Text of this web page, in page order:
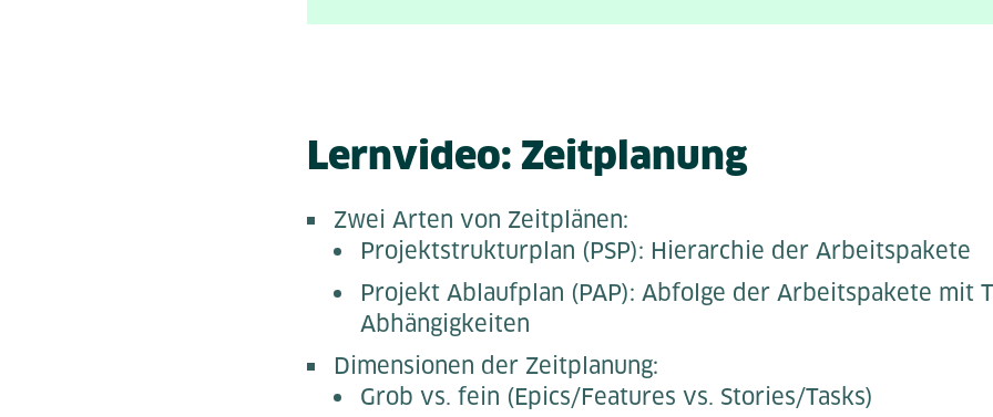
Lernvideo: Zeitplanung
Zwei Arten von Zeitplänen:
Projektstrukturplan (PSP): Hierarchie der Arbeitspakete
Projekt Ablaufplan (PAP): Abfolge der Arbeitspakete mit
Abhängigkeiten
Dimensionen der Zeitplanung:
Grob vs. fein (Epics/Features vs. Stories/Tasks)